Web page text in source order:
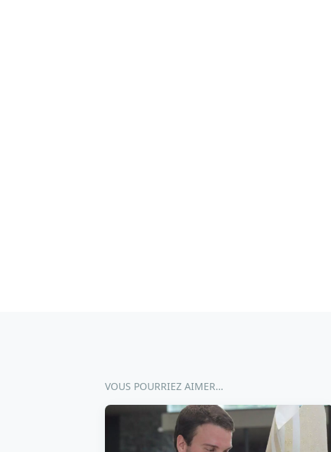
VOUS POURRIEZ AIMER…